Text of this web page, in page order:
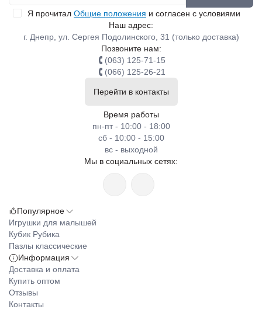
Я прочитал Общие положения и согласен с условиями
Наш адрес:
г. Днепр, ул. Сергея Подолинского, 31 (только доставка)
Позвоните нам:
(063) 125-71-15
(066) 125-26-21
Перейти в контакты
Время работы
пн-пт - 10:00 - 18:00
сб - 10:00 - 15:00
вс - выходной
Мы в социальных сетях:
Популярное
Игрушки для малышей
Кубик Рубика
Пазлы классические
Информация
Доставка и оплата
Купить оптом
Отзывы
Контакты